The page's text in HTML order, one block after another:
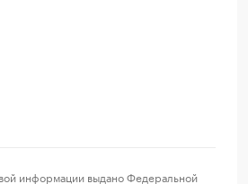
информации выдано Федеральной